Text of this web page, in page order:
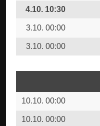
4.10. 10:30
3.10. 00:00
3.10. 00:00
10.10. 00:00
10.10. 00:00